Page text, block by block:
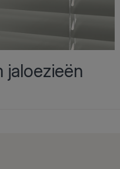
jaloezieën